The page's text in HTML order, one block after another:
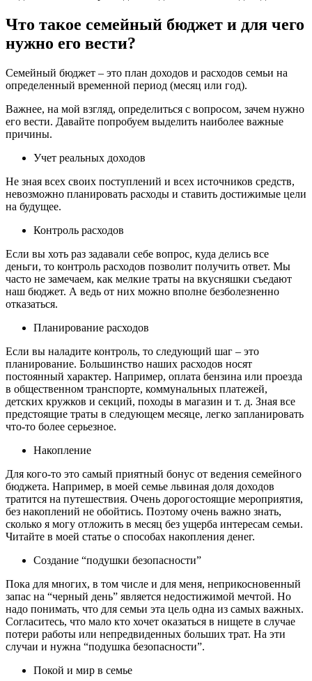
Что такое семейный бюджет и для чего
нужно его вести?
Семейный бюджет – это план доходов и расходов семьи на
определенный временной период (месяц или год).
Важнее, на мой взгляд, определиться с вопросом, зачем нужно
его вести. Давайте попробуем выделить наиболее важные
причины.
Учет реальных доходов
Не зная всех своих поступлений и всех источников средств,
невозможно планировать расходы и ставить достижимые цели
на будущее.
Контроль расходов
Если вы хоть раз задавали себе вопрос, куда делись все
деньги, то контроль расходов позволит получить ответ. Мы
часто не замечаем, как мелкие траты на вкусняшки съедают
наш бюджет. А ведь от них можно вполне безболезненно
отказаться.
Планирование расходов
Если вы наладите контроль, то следующий шаг – это
планирование. Большинство наших расходов носят
постоянный характер. Например, оплата бензина или проезда
в общественном транспорте, коммунальных платежей,
детских кружков и секций, походы в магазин и т. д. Зная все
предстоящие траты в следующем месяце, легко запланировать
что-то более серьезное.
Накопление
Для кого-то это самый приятный бонус от ведения семейного
бюджета. Например, в моей семье львиная доля доходов
тратится на путешествия. Очень дорогостоящие мероприятия,
без накоплений не обойтись. Поэтому очень важно знать,
сколько я могу отложить в месяц без ущерба интересам семьи.
Читайте в моей статье о способах накопления денег.
Создание “подушки безопасности”
Пока для многих, в том числе и для меня, неприкосновенный
запас на “черный день” является недостижимой мечтой. Но
надо понимать, что для семьи эта цель одна из самых важных.
Согласитесь, что мало кто хочет оказаться в нищете в случае
потери работы или непредвиденных больших трат. На эти
случаи и нужна “подушка безопасности”.
Покой и мир в семье